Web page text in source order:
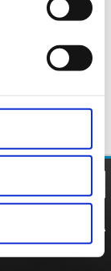
POLITYKA